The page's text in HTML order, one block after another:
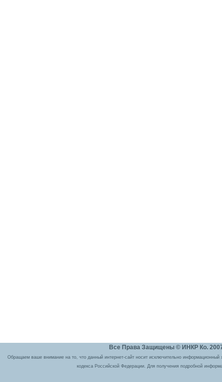
Все Права Защищены © ИНКР Ко.
Обращаем ваше внимание на то, что данный интернет-сайт носит исключительно
кодекса Российской Федерации. Для получения подробной